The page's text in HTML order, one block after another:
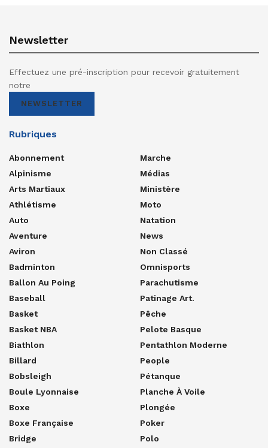
Newsletter
Effectuez une pré-inscription pour recevoir gratuitement
notre
NEWSLETTER
Rubriques
Abonnement
Alpinisme
Arts Martiaux
Athlétisme
Auto
Aventure
Aviron
Badminton
Ballon Au Poing
Baseball
Basket
Basket NBA
Biathlon
Billard
Bobsleigh
Boule Lyonnaise
Boxe
Boxe Française
Bridge
Marche
Médias
Ministère
Moto
Natation
News
Non Classé
Omnisports
Parachutisme
Patinage Art.
Pêche
Pelote Basque
Pentathlon Moderne
People
Pétanque
Planche À Voile
Plongée
Poker
Polo